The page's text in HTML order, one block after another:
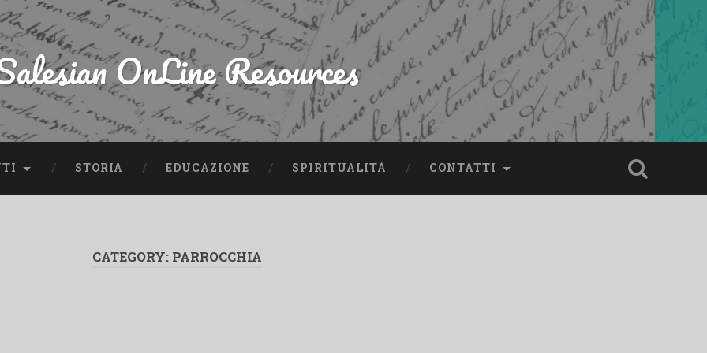
OnLine Resources
STORIA EDUCAZIONE SPIRITUALITÀ CONTATTI
CATEGORY: PARROCCHIA